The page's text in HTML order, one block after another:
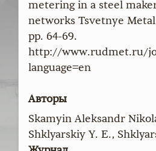
metering in a steel
networks Tsvetnye
pp. 64-69.
http://www.rudmet.ru/
language=en
Авторы
Skamyin Aleksandr
Shklyarskiy Y. E.,